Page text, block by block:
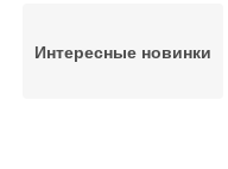
Интересные новинки